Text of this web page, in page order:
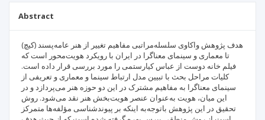
Abstract
هدف پژوهش واکاوی سلسله‌مراتبی مفاهیم تغییر از هنر عامه‌پسند (کیچ)
تا معماری و سینمای معناگرا در ایران با رویکرد هویت‌محور است که
فیلم خانه دوست از عباس کیارستمی را مورد بررسی قرار داده است.
کلیات مراحل بحث با تبیین مدل ارتباط سینما و معماری و تعریفی از
سینمای معناگرا به مفاهیم مشترک در این دو حوزه هنر می‌پردازد و در
این میان، هویت به‌عنوان عنصر هویت‌بخش هنر نقد می‌شود. روش
تحقیق در این پژوهش باتوجه‌به اینکه بر پیوندشناسی مؤلفه‌ها متمرکز